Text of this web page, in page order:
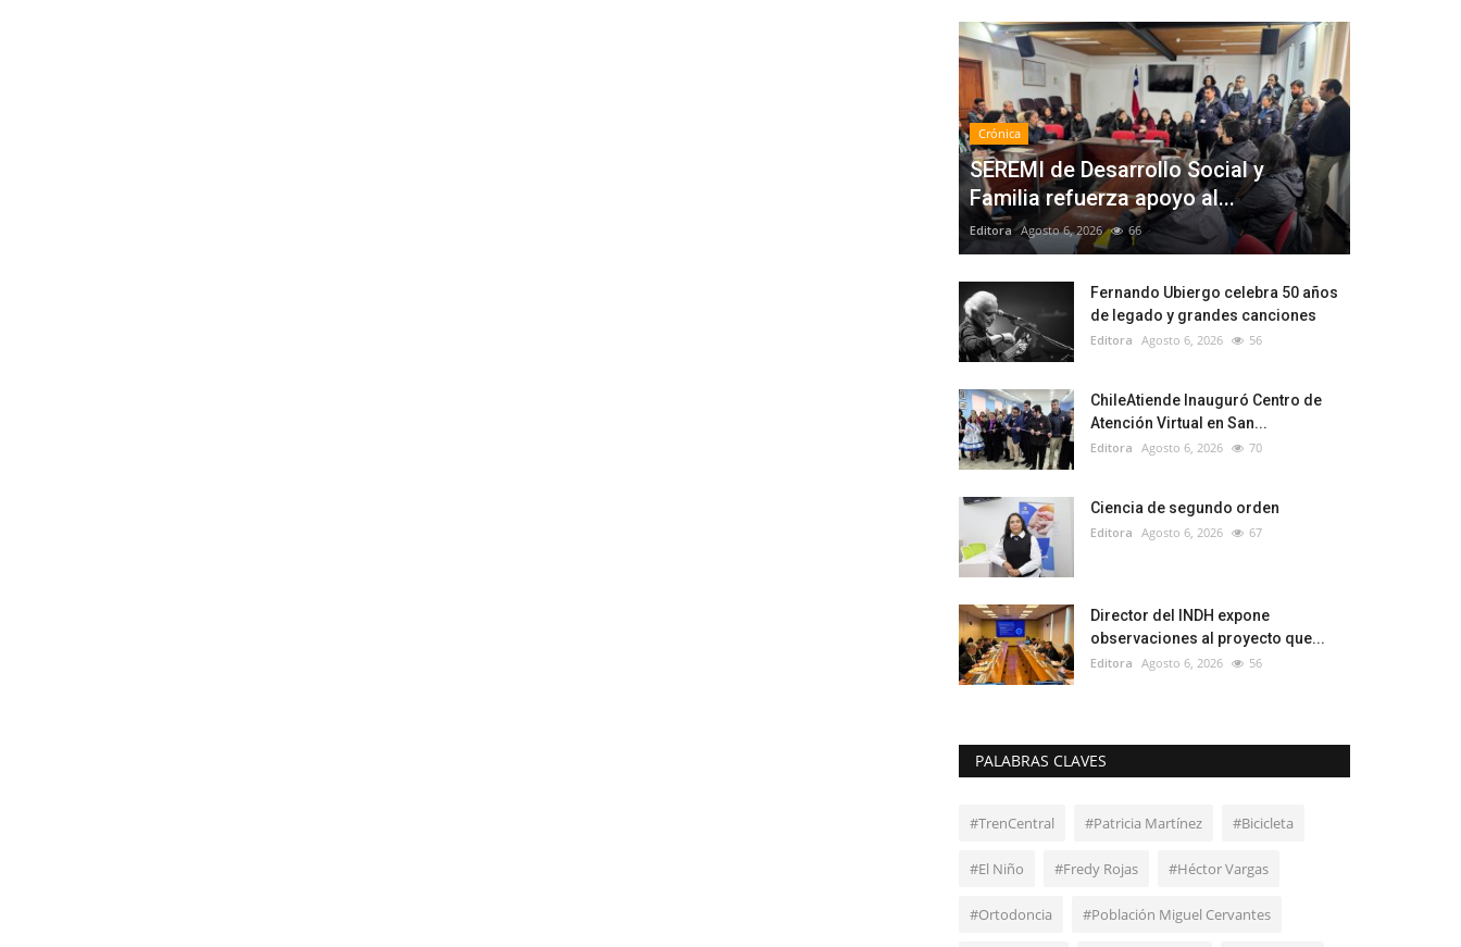
Crónica
SEREMI de Desarrollo Social y
Familia refuerza apoyo al...
Editora Agosto 6, 2026 66
Fernando Ubiergo celebra 50 años
de legado y grandes canciones
Editora Agosto 6, 2026 56
ChileAtiende Inauguró Centro de
Atención Virtual en San...
Editora Agosto 6, 2026 70
Ciencia de segundo orden
Editora Agosto 6, 2026 67
Director del INDH expone
observaciones al proyecto que...
Editora Agosto 6, 2026 56
PALABRAS CLAVES
#TrenCentral #Patricia Martínez #Bicicleta
#El Niño #Fredy Rojas #Héctor Vargas
#Ortodoncia #Población Miguel Cervantes